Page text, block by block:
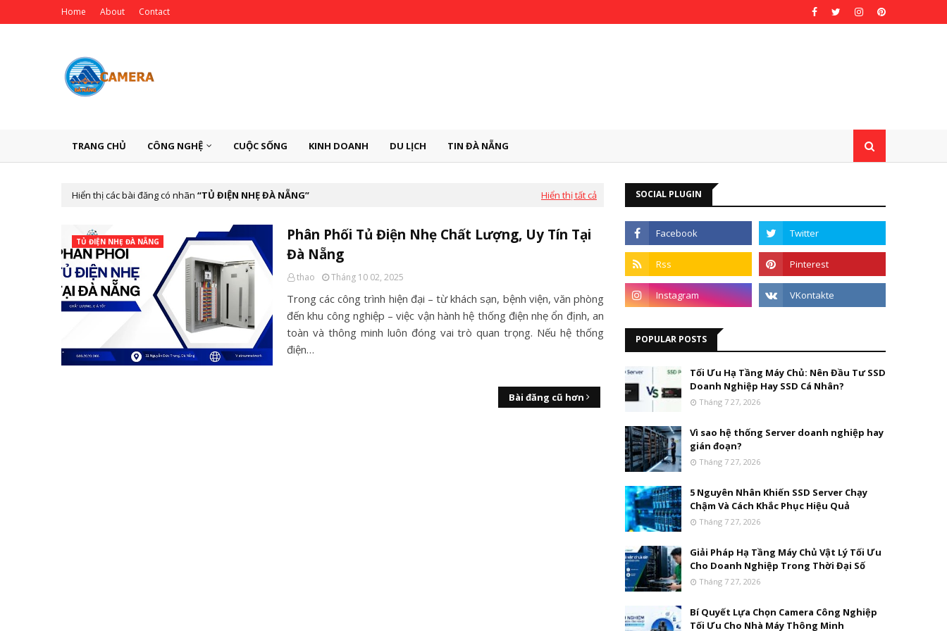
Home About Contact
TRANG CHỦ CÔNG NGHỆ CUỘC SỐNG KINH DOANH DU LỊCH TIN ĐÀ NẴNG
Hiển thị các bài đăng có nhãn TỦ ĐIỆN NHẸ ĐÀ NẴNG Hiển thị tất cả
TỦ ĐIỆN NHẸ ĐÀ NẴNG
Phân Phối Tủ Điện Nhẹ Chất Lượng, Uy Tín Tại
Đà Nẵng
thao Tháng 10 02, 2025
Trong các công trình hiện đại – từ khách sạn, bệnh viện, văn phòng
đến khu công nghiệp – việc vận hành hệ thống điện nhẹ ổn định, an
toàn và thông minh luôn đóng vai trò quan trọng. Nếu hệ thống
điện…
Bài đăng cũ hơn
SOCIAL PLUGIN
POPULAR POSTS
Tối Ưu Hạ Tầng Máy Chủ: Nên Đầu Tư SSD
Doanh Nghiệp Hay SSD Cá Nhân?
Tháng 7 27, 2026
Vì sao hệ thống Server doanh nghiệp hay
gián đoạn?
Tháng 7 27, 2026
5 Nguyên Nhân Khiến SSD Server Chạy
Chậm Và Cách Khắc Phục Hiệu Quả
Tháng 7 27, 2026
Giải Pháp Hạ Tầng Máy Chủ Vật Lý Tối Ưu
Cho Doanh Nghiệp Trong Thời Đại Số
Tháng 7 27, 2026
Bí Quyết Lựa Chọn Camera Công Nghiệp
Tối Ưu Cho Nhà Máy Thông Minh